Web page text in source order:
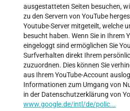
ausgestatteten Seiten besuchen,
zu den Servern von YouTube
Youtube-Server mitgeteilt, welche
besucht haben. Wenn Sie in Ihrem
eingeloggt sind ermöglichen Sie
Surfverhalten direkt Ihrem
zuzuordnen. Dies können Sie
aus Ihrem YouTube-Account
Informationen zum Umgang von
in der Datenschutzerklärung von
www.google.de/intl/de/polic...